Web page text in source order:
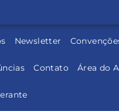
Newsletter
Contato Área do